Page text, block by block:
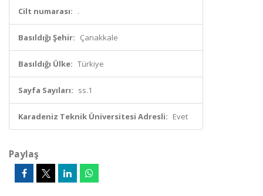
Cilt numarası: .
Basıldığı Şehir: Çanakkale
Basıldığı Ülke: Türkiye
Sayfa Sayıları: ss.1
Karadeniz Teknik Üniversitesi Adresli: Evet
Paylaş